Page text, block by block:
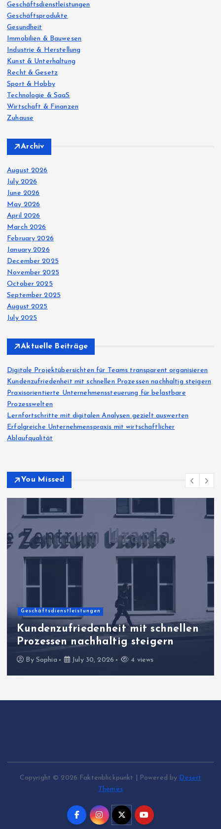
Geschäftsdienstleistungen
Geschäftsprodukte
Gesundheit
Immobilien & Bauwesen
Industrie & Herstellung
Kunst & Unterhaltung
Recht & Gesetz
Sport & Hobby
Technologie & SaaS
Wirtschaft & Finanzen
Zuhause
Archiv
August 2026
July 2026
June 2026
May 2026
April 2026
March 2026
February 2026
January 2026
December 2025
November 2025
October 2025
September 2025
August 2025
July 2025
Aktuelle Beiträge
Digitale Projektübersichten für Teams transparent organisieren
Kundenzufriedenheit mit schnellen Prozessen nachhaltig steigern
Praxisorientierte Unternehmenssteuerung für belastbare
Prozesswelten
Lernfortschritte mit digitalen Analysen gezielt auswerten
Erfolgreiche Unternehmenspraxis mit wirtschaftlicher
Ablaufqualität
You Missed
Geschäftsdienstleistungen
Kundenzufriedenheit mit schnellen
Prozessen nachhaltig steigern
By Sophia July 30, 2026 4 views
Copyright © 2026 Faktenblickpunkt | Powered by Desert
Themes